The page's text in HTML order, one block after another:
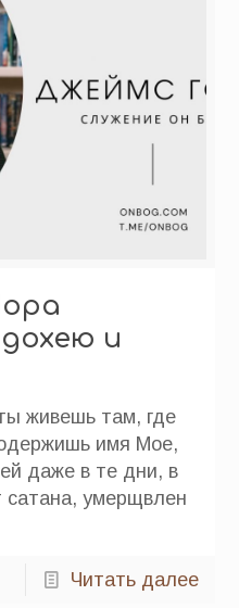
и
живешь там, где
имя Мое,
даже в те дни, в
сатана, умерщвлен
Читать далее